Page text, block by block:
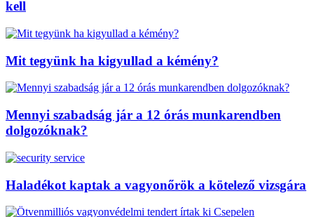
kell
Mit tegyünk ha kigyullad a kémény?
Mennyi szabadság jár a 12 órás munkarendben
dolgozóknak?
Haladékot kaptak a vagyonőrök a kötelező vizsgára